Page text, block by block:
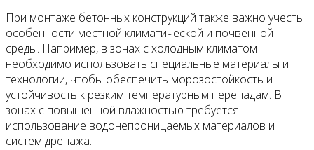
При монтаже бетонных конструкций также важно учесть
особенности местной климатической и почвенной
среды. Например, в зонах с холодным климатом
необходимо использовать специальные материалы и
технологии, чтобы обеспечить морозостойкость и
устойчивость к резким температурным перепадам. В
зонах с повышенной влажностью требуется
использование водонепроницаемых материалов и
систем дренажа.